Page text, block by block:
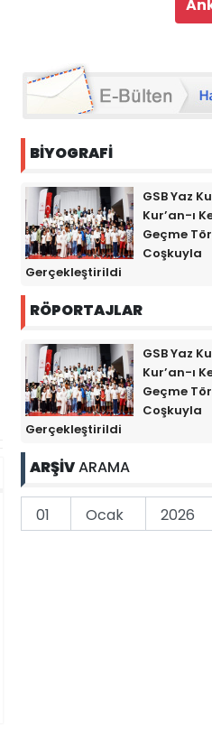
BİYOGRAFİ
GSB Yaz
Kur’an-ı
Geçme
Coşkuyla
Gerçekleştirildi
RÖPORTAJLAR
GSB Yaz
Kur’an-ı
Geçme
Coşkuyla
Gerçekleştirildi
ARŞİVARAMA